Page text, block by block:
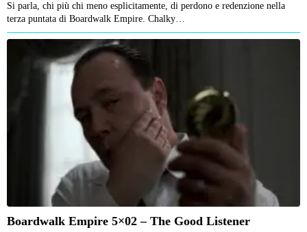
Si parla, chi più chi meno esplicitamente, di perdono e redenzione nella
terza puntata di Boardwalk Empire. Chalky…
Boardwalk Empire 5×02 – The Good Listener